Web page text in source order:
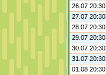
26.07 20:30
27.07 20:30
28.07 20:30
29.07 20:30
30.07 20:30
31.07 20:30
01.08 20:30